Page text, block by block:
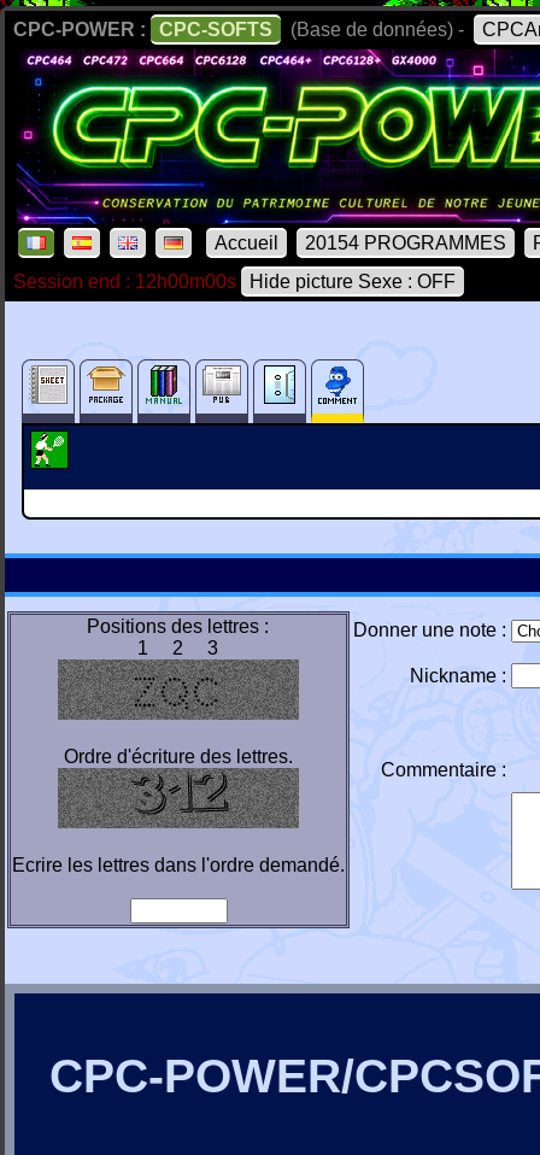
CPC-POWER : CPC-SOFTS (Base de données) -
Accueil 20154 PROGRAMMES
Session end : 12h00m00s
Hide picture Sexe : OFF
Positions des lettres :
1 2 3
Ordre d'écriture des lettres.
Ecrire les lettres dans l'ordre demandé.
Donner une note :
Nickname :
Commentaire :
CPC-POWER/